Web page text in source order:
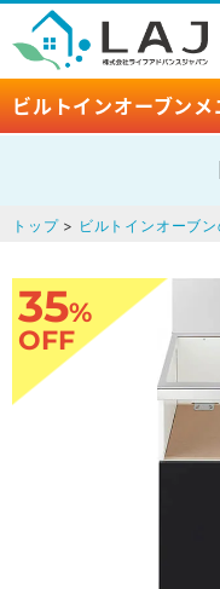
ビルトインオーブン
トップ> ビルトインオーブ
35%
OFF